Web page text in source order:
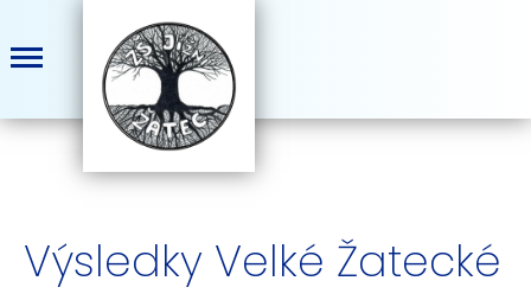
Výsledky Velké Žatecké